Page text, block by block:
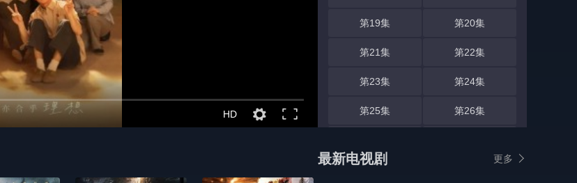
HD
第19集 第20集
第21集 第22集
第23集 第24集
第25集 第26集
第29集
最新电视剧 更多